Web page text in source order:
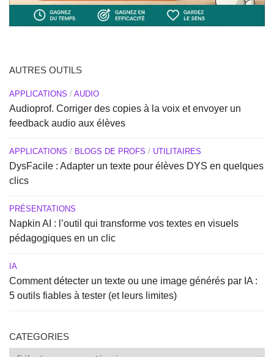
AUTRES OUTILS
APPLICATIONS / AUDIO
Audioprof. Corriger des copies à la voix et envoyer un
feedback audio aux élèves
APPLICATIONS / BLOGS DE PROFS / UTILITAIRES
DysFacile : Adapter un texte pour élèves DYS en quelques
clics
PRÉSENTATIONS
Napkin AI : l’outil qui transforme vos textes en visuels
pédagogiques en un clic
IA
Comment détecter un texte ou une image générés par IA :
5 outils fiables à tester (et leurs limites)
CATEGORIES
Categories